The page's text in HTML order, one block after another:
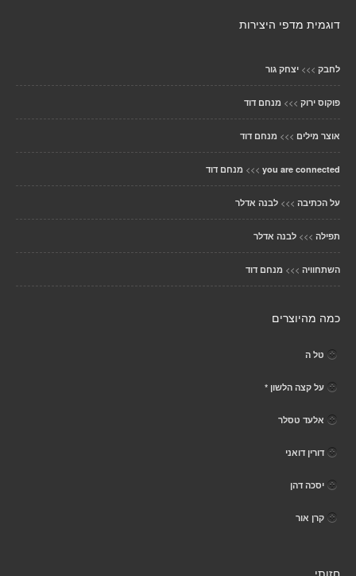
דוגמית מדפי היצירות
לחבק >>> יצחק גור
פוקוס ירוק >>> מנחם דוד
אוצר מילים >>> מנחם דוד
you are connected
>>> מנחם דוד
על הכתיבה >>> לבנה אדלר
תפילה >>> לבנה אדלר
השתחוויה >>> מנחם דוד
כמה מהיוצרים
טל ה
על קצה הלשון *
אלעד טסלר
דורין דואני
יסכה דהן
קרן אור